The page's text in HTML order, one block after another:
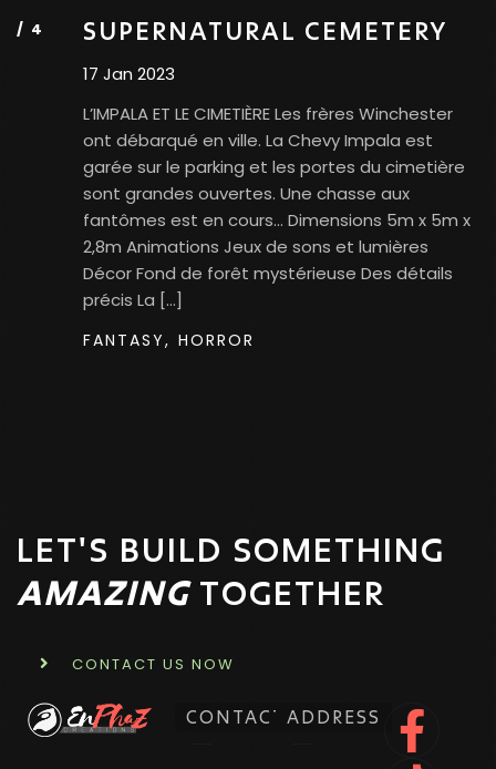
SUPERNATURAL CEMETERY
17 Jan 2023
L’IMPALA ET LE CIMETIÈRE Les frères Winchester
ont débarqué en ville. La Chevy Impala est
garée sur le parking et les portes du cimetière
sont grandes ouvertes. Une chasse aux
fantômes est en cours… Dimensions 5m x 5m x
2,8m Animations Jeux de sons et lumières
Décor​ Fond de forêt mystérieuse Des détails
précis La […]
FANTASY, HORROR
LET'S BUILD SOMETHING
AMAZING TOGETHER
CONTACT US NOW
CONTACT ADDRESS